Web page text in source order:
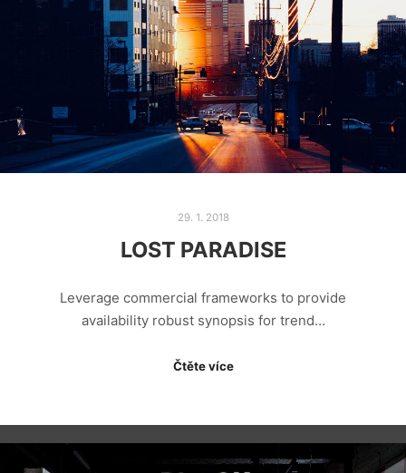
29. 1. 2018
LOST PARADISE
Leverage commercial frameworks to provide
availability robust synopsis for trend…
Čtěte více